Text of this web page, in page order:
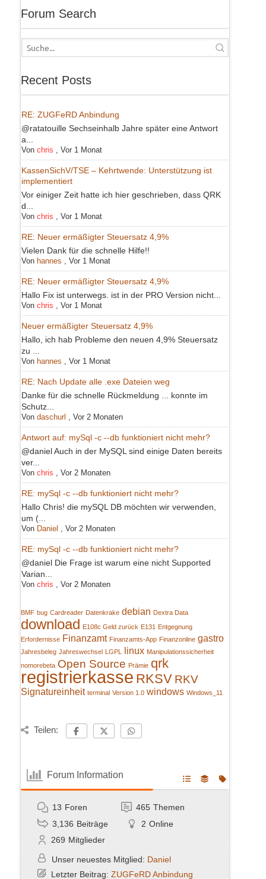
Forum Search
Recent Posts
RE: ZUGFeRD Anbindung
@ratatouille Sechseinhalb Jahre später eine Antwort
a...
Von chris Vor 1 Monat
KassenSichV/TSE – Kehrtwende: Unterstützung ist
implementiert
Vor einiger Zeit hatte ich hier geschrieben, dass QRK
d...
Von chris Vor 1 Monat
RE: Neuer ermäßigter Steuersatz 4,9%
Vielen Dank für die schnelle Hilfe!!
Von hannes Vor 1 Monat
RE: Neuer ermäßigter Steuersatz 4,9%
Hallo Fix ist unterwegs. ist in der PRO Version nicht...
Von chris Vor 1 Monat
Neuer ermäßigter Steuersatz 4,9%
Hallo, ich hab Probleme den neuen 4,9% Steuersatz
zu ...
Von hannes Vor 1 Monat
RE: Nach Update alle .exe Dateien weg
Danke für die schnelle Rückmeldung ... konnte im
Schutz...
Von daschurl Vor 2 Monaten
Antwort auf: mySql -c --db funktioniert nicht mehr?
@daniel Auch in der MySQL sind einige Daten bereits
ver...
Von chris Vor 2 Monaten
RE: mySql -c --db funktioniert nicht mehr?
Hallo Chris! die mySQL DB möchten wir verwenden,
um (...
Von Daniel Vor 2 Monaten
RE: mySql -c --db funktioniert nicht mehr?
@daniel Die Frage ist warum eine nicht Supported
Varian...
Von chris Vor 2 Monaten
BMF bug Cardreader Datenkrake debian Dextra Data
download E108c Geld zurück E131 Entgegnung
Erfordernisse Finanzamt Finanzamts-App Finanzonline gastro
Jahresbeleg Jahreswechsel LGPL linux Manipulationssicherheit
nomorebeta Open Source Prämie qrk
registrierkasse RKSV RKV
Signatureinheit terminal Version 1.0 windows Windows_11
Teilen:
Forum Information
13 Foren 465 Themen
3,136 Beiträge 2 Online
269 Mitglieder
Unser neuestes Mitglied: Daniel
Letzter Beitrag: ZUGFeRD Anbindung